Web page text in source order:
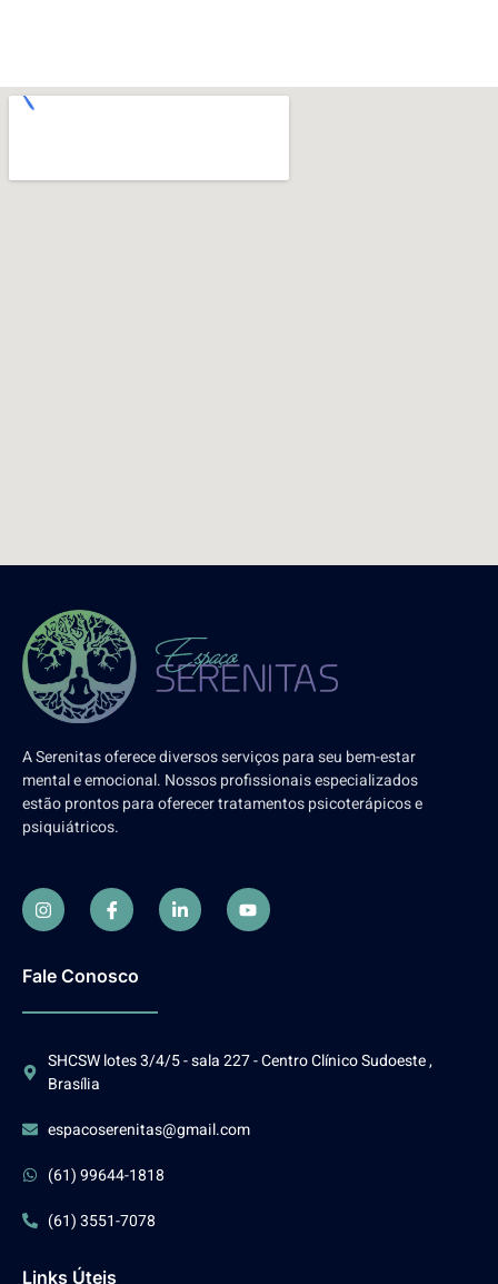
A Serenitas oferece diversos serviços para seu bem-estar
mental e emocional. Nossos profissionais especializados
estão prontos para oferecer tratamentos psicoterápicos e
psiquiátricos.
Fale Conosco
SHCSW lotes 3/4/5 - sala 227 - Centro Clínico Sudoeste ,
Brasília
espacoserenitas@gmail.com
(61) 99644-1818
(61) 3551-7078
Links Úteis